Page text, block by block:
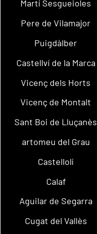
Martí Sesgueioles
Pere de Vilamajor
Puigdàlber
Castellví de la Marca
Vicenç dels Horts
Vicenç de Montalt
Sant Boi de Lluçanès
artomeu del Grau
Castellolí
Calaf
Aguilar de Segarra
Cugat del Vallès